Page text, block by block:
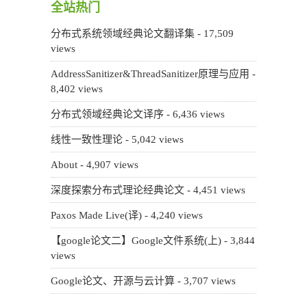
全站热门
分布式系统领域经典论文翻译集 - 17,509
views
AddressSanitizer&ThreadSanitizer原理与应用 -
8,402 views
分布式领域经典论文译序 - 6,436 views
线性一致性理论 - 5,042 views
About - 4,907 views
深度探索分布式理论经典论文 - 4,451 views
Paxos Made Live(译) - 4,240 views
【google论文二】Google文件系统(上) - 3,844
views
Google论文、开源与云计算 - 3,707 views